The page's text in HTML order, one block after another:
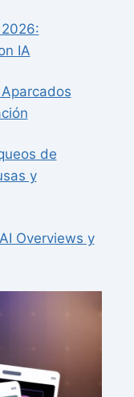
IA
de
y
Overviews y